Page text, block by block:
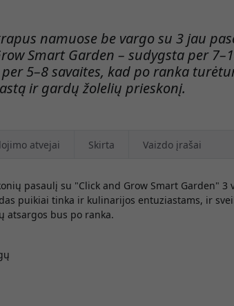
namuose be vargo su 3 jau
Smart Garden – sudygsta per
5–8 savaites, kad po ranka
ir gardų žolelių prieskonį.
atvejai Skirta Vaizdo įrašai
pasaulį su "Click and Grow Smart Garden" 3
puikiai tinka ir kulinarijos entuziastams, ir
atsargos bus po ranka.